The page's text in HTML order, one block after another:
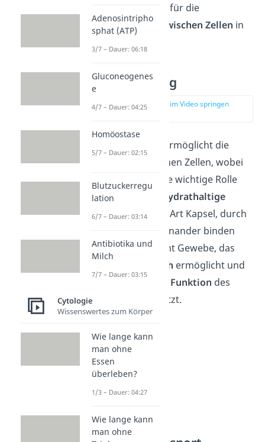
besonders wichtig für die
Kommunikation zwischen Zellen in
Zellverbindung
zur Stelle im Video springen
Die Zellmembran ermöglicht die
zwischen Zellen, wobei
die
Glykokalyx
eine wichtige Rolle
spielt. Die
kohlenhydrathaltige
Schichtbildet eine Art Kapsel, durch
die sich Zellen aneinander binden
können. So entsteht Gewebe, das
Stoffaustausch ermöglicht und
die
Funktion des
Gewebes unterstützt.
Adenosintripho
sphat (ATP)
3/7 – Dauer: 06:18
Gluconeogenes
e
4/7 – Dauer: 04:25
Homöostase
5/7 – Dauer: 02:15
Blutzuckerregu
lation
6/7 – Dauer: 03:14
Antibiotika und
Milch
7/7 – Dauer: 03:15
Cytologie
Wissenswertes zum Körper
Wie lange kann
man ohne
Essen
überleben?
1/3 – Dauer: 04:27
Wie lange kann
man ohne